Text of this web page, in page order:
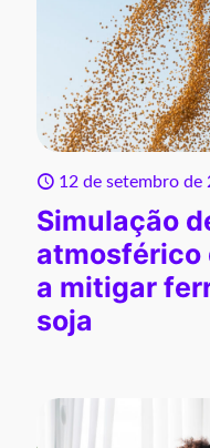
12 de setembro de
Simulação
atmosférico
a mitigar
soja